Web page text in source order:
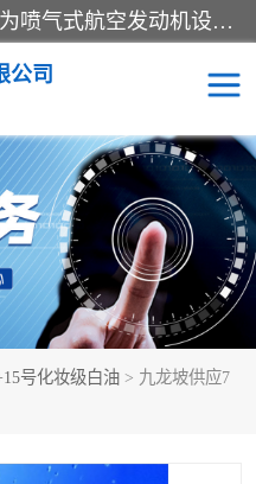
航空煤油（Jet Fuel）是专门为喷气式航空发动机设计的高纯度燃料，主要分为Jet A、Jet A-1和Jet B等类型。其特点是闪点高、低温流动性好，并添加了抗静电剂和抗氧化剂以确保飞行安全。航空煤油需
公司
号化妆级白油 > 九龙坡供应7
D20+D30溶剂油
D80+D100溶剂油
260号溶剂油
天然乳胶